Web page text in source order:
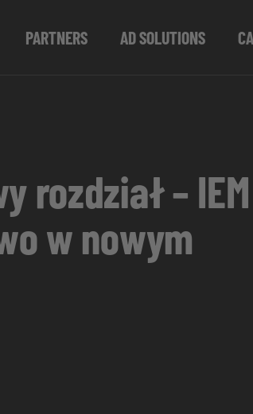
PARTNERS AD SOLUTIONS
rozdział – IEM
w nowym